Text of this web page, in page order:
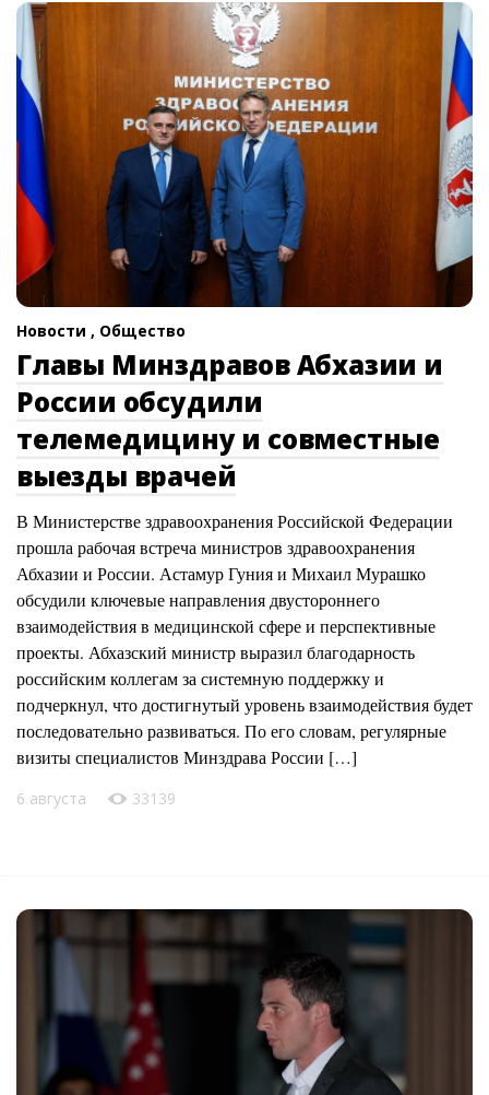
Новости , Общество
Главы Минздравов Абхазии и
России обсудили
телемедицину и совместные
выезды врачей
В Министерстве здравоохранения Российской Федерации
прошла рабочая встреча министров здравоохранения
Абхазии и России. Астамур Гуния и Михаил Мурашко
обсудили ключевые направления двустороннего
взаимодействия в медицинской сфере и перспективные
проекты. Абхазский министр выразил благодарность
российским коллегам за системную поддержку и
подчеркнул, что достигнутый уровень взаимодействия будет
последовательно развиваться. По его словам, регулярные
визиты специалистов Минздрава России […]
6 августа 33139